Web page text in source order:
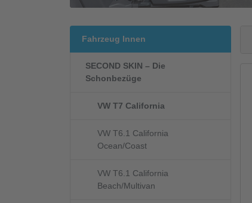
Fahrzeug Innen
SECOND SKIN – Die
Schonbezüge
VW T7 California
VW T6.1 California
Ocean/Coast
VW T6.1 California
Beach/Multivan